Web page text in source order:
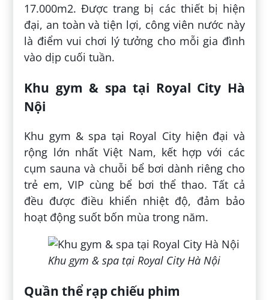
17.000m2. Được trang bị các thiết bị hiện
đại, an toàn và tiện lợi, công viên nước này
là điểm vui chơi lý tưởng cho mỗi gia đình
vào dịp cuối tuần.
Khu gym & spa tại Royal City Hà
Nội
Khu gym & spa tại Royal City hiện đại và
rộng lớn nhất Việt Nam, kết hợp với các
cụm sauna và chuỗi bể bơi dành riêng cho
trẻ em, VIP cùng bể bơi thể thao. Tất cả
đều được điều khiển nhiệt độ, đảm bảo
hoạt động suốt bốn mùa trong năm.
Khu gym & spa tại Royal City Hà Nội
Quần thể rạp chiếu phim